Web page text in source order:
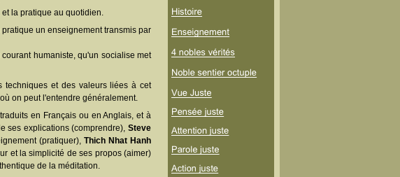
la pratique au quotidien.
un enseignement transmis par
humaniste, qu'un socialise met
techniques et des valeurs liées à cet
on peut l'entendre généralement.
en Français ou en Anglais, et à
ses explications (comprendre),Steve
(pratiquer),Thich Nhat Hanh
et la simplicité de ses propos (aimer)
de la méditation.